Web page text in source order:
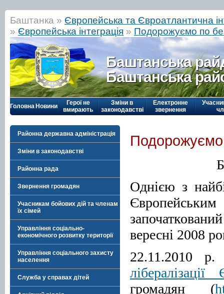
Баштанка » Європейська та Євроатлантична
» Європейська інтеграція » Подорожуємо по
Баштанська
Баштанська
Головна Новини
Герої не
вмирають
Зміни в
законодавстві
Електронне
звернення
Районна державна адміністрація
Зміни в законодавстві
Районна рада
Звернення громадян
Учасникам бойових дій та членам
їх сімей
Управління соціально-
економічного розвитку території
Управління соціального захисту
населення
Служба у справах дітей
Подорожуємо
Однією з
вересні 2008
22.11.2010
громадян (